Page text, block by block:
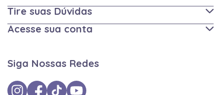
Tire suas Dúvidas
Acesse sua conta
Siga Nossas Redes